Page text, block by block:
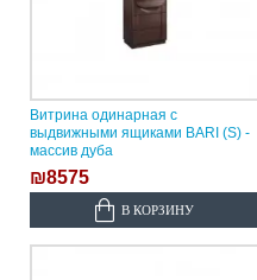
Витрина одинарная с
выдвижными ящиками BARI (S) -
массив дуба
₪8575
В КОРЗИНУ